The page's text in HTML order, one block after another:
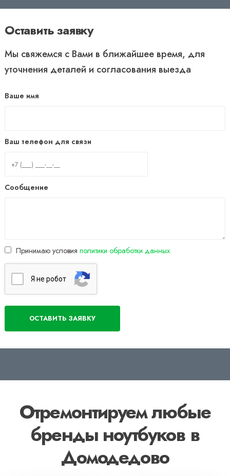
Оставить заявку
Мы свяжемся с Вами в ближайшее время, для
уточнения деталей и согласования выезда
Ваше имя
Ваш телефон для связи
Сообщение
Принимаю условия политики обработки данных
Я нe poбoт
Отремонтируем любые
бренды ноутбуков в
Домодедово